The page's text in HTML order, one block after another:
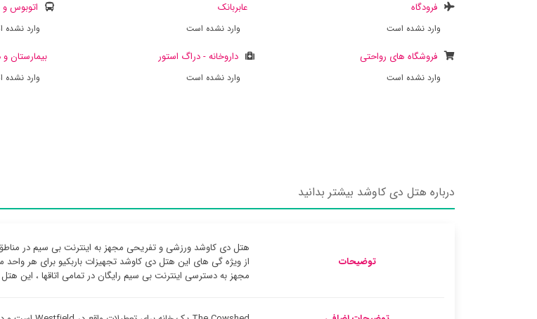
فرودگاه
وارد نشده است
عابربانک
وارد نشده است
اتوبوس
وارد
فروشگاه های رواحتی
وارد نشده است
داروخانه - دراگ استور
وارد نشده است
بیمارستان و
وارد
درباره هتل دی کاوشد بیشتر بدانید
توضیحات
هتل دی کاوشد ورزشی و تفریحی مجهز به اینترنت بی سیم در
از ویژه گی های این هتل دی کاوشد تجهیزات باربکیو برای هر
مجهز به دسترسی اینترنت بی سیم رایگان در تمامی اتاقها ، این